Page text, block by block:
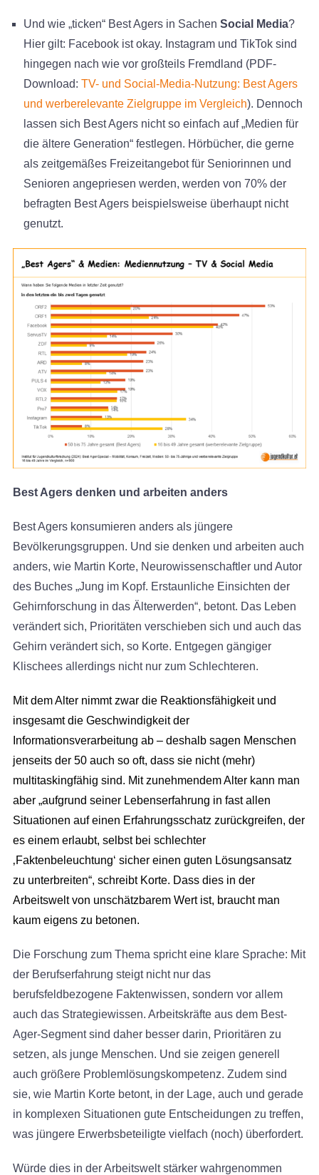
Und wie „ticken“ Best Agers in Sachen Social Media?
Hier gilt: Facebook ist okay. Instagram und TikTok sind
hingegen nach wie vor großteils Fremdland (PDF-
Download: TV- und Social-Media-Nutzung: Best Agers
und werberelevante Zielgruppe im Vergleich). Dennoch
lassen sich Best Agers nicht so einfach auf „Medien für
die ältere Generation“ festlegen. Hörbücher, die gerne
als zeitgemäßes Freizeitangebot für Seniorinnen und
Senioren angepriesen werden, werden von 70% der
befragten Best Agers beispielsweise überhaupt nicht
genutzt.
Best Agers denken und arbeiten anders
Best Agers konsumieren anders als jüngere
Bevölkerungsgruppen. Und sie denken und arbeiten auch
anders, wie Martin Korte, Neurowissenschaftler und Autor
des Buches „Jung im Kopf. Erstaunliche Einsichten der
Gehirnforschung in das Älterwerden“, betont. Das Leben
verändert sich, Prioritäten verschieben sich und auch das
Gehirn verändert sich, so Korte. Entgegen gängiger
Klischees allerdings nicht nur zum Schlechteren.
Mit dem Alter nimmt zwar die Reaktionsfähigkeit und
insgesamt die Geschwindigkeit der
Informationsverarbeitung ab – deshalb sagen Menschen
jenseits der 50 auch so oft, dass sie nicht (mehr)
multitaskingfähig sind. Mit zunehmendem Alter kann man
aber „aufgrund seiner Lebenserfahrung in fast allen
Situationen auf einen Erfahrungsschatz zurückgreifen, der
es einem erlaubt, selbst bei schlechter
‚Faktenbeleuchtung‘ sicher einen guten Lösungsansatz
zu unterbreiten“, schreibt Korte. Dass dies in der
Arbeitswelt von unschätzbarem Wert ist, braucht man
kaum eigens zu betonen.
Die Forschung zum Thema spricht eine klare Sprache: Mit
der Berufserfahrung steigt nicht nur das
berufsfeldbezogene Faktenwissen, sondern vor allem
auch das Strategiewissen. Arbeitskräfte aus dem Best-
Ager-Segment sind daher besser darin, Prioritären zu
setzen, als junge Menschen. Und sie zeigen generell
auch größere Problemlösungskompetenz. Zudem sind
sie, wie Martin Korte betont, in der Lage, auch und gerade
in komplexen Situationen gute Entscheidungen zu treffen,
was jüngere Erwerbsbeteiligte vielfach (noch) überfordert.
Würde dies in der Arbeitswelt stärker wahrgenommen